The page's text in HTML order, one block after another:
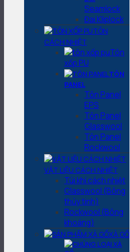
Seamlock
Đai Kliplock
TÔN
CÁCH NHIỆT
Tôn
xốp PU
TÔN
PANEL
Tôn Panel
EPS
Tôn Panel
Glasswool
Tôn Panel
Rockwool
VẬT LIỆU CÁCH NHIỆT
Túi khí cách nhiệt
Glasswool (Bông
thủy tinh)
Rockwool (Bông
khoáng)
XÀ GỒ